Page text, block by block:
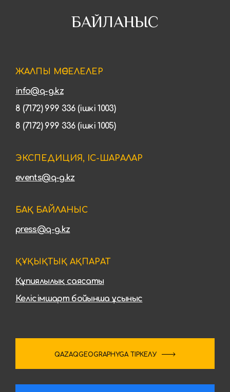
БАЙЛАНЫС
ЖАЛПЫ МӘСЕЛЕЛЕР
info@q-g.kz
8 (7172) 999 336 (ішкі 1003)
8 (7172) 999 336 (ішкі 1005)
ЭКСПЕДИЦИЯ, ІС-ШАРАЛАР
events@q-g.kz
БАҚ БАЙЛАНЫС
press@q-g.kz
ҚҰҚЫҚТЫҚ АҚПАРАТ
Құпиялылық саясаты
Келісімшарт бойынша ұсыныс
QAZAQGEOGRAPHYGA ТІРКЕЛУ